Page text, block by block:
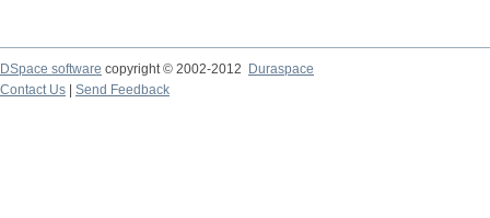
DSpace software copyright © 2002-2012
Duraspace
Contact Us
Send Feedback